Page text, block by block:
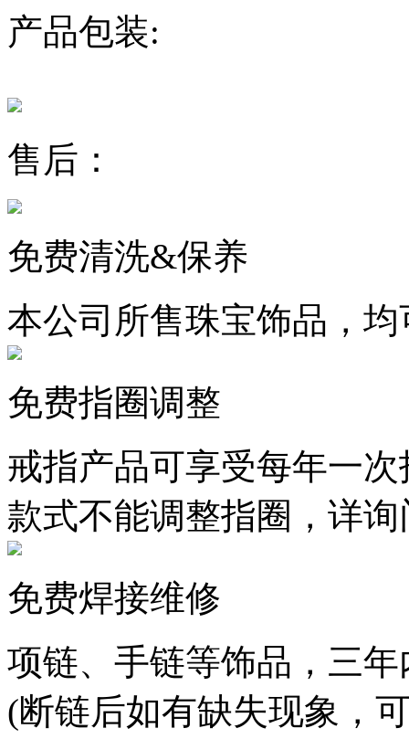
产品包装:
售后：
免费清洗&保养
本公司所售珠宝饰品，
免费指圈调整
戒指产品可享受每年一
款式不能调整指圈，详
免费焊接维修
项链、手链等饰品，三
(断链后如有缺失现象，